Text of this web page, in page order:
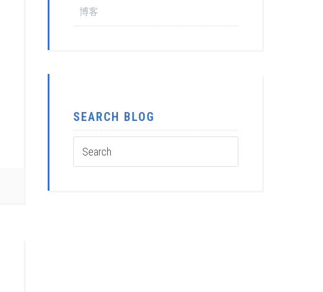
博客
SEARCH BLOG